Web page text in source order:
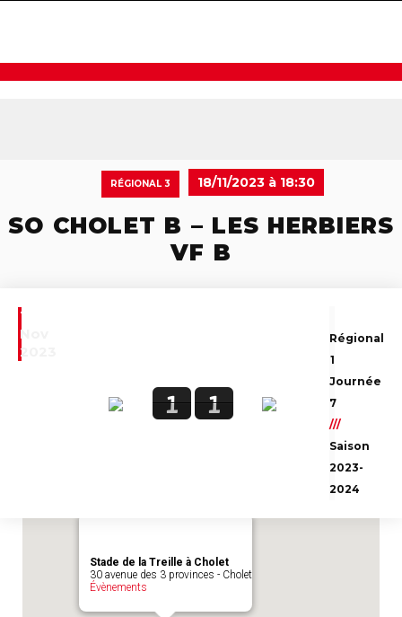
RÉGIONAL 3 18/11/2023 à 18:30
SO CHOLET B – LES HERBIERS
VF B
18
Nov
2023
1 1
Régional
1
Journée
7
///
Saison
2023-
2024
Emplacement du match : Stade de la Treille
Stade de la Treille à Cholet
30 avenue des 3 provinces - Cholet
Évènements